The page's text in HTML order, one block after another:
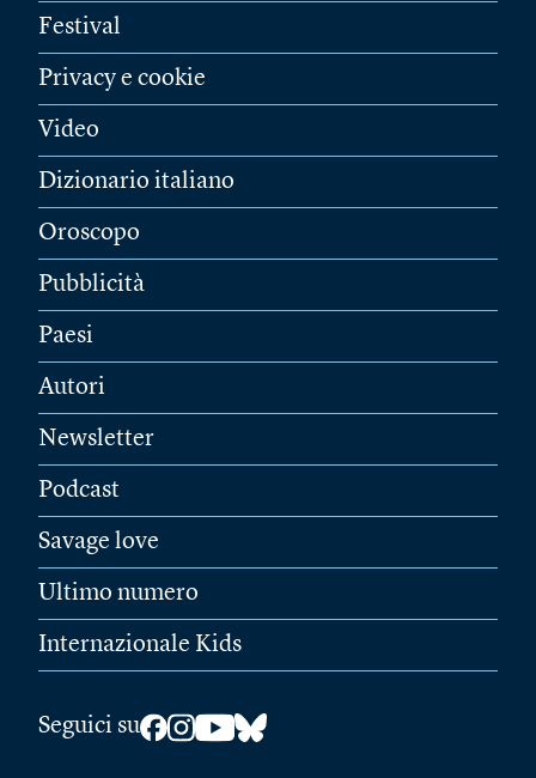
Festival
Privacy e cookie
Video
Dizionario italiano
Oroscopo
Pubblicità
Paesi
Autori
Newsletter
Podcast
Savage love
Ultimo numero
Internazionale Kids
Seguici su